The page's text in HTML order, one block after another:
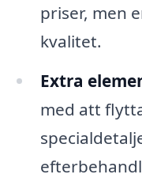
priser, men
kvalitet.
Extra
med att